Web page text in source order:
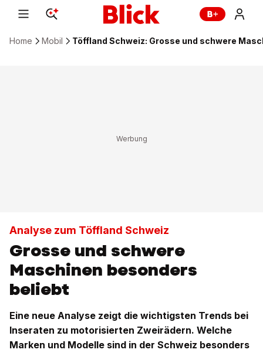
Home Mobil Töffland Schweiz: Grosse und schwere
Analyse zum Töffland Schweiz
Grosse und schwere
Maschinen besonders
beliebt
Eine neue Analyse zeigt die wichtigsten Trends bei
Inseraten zu motorisierten Zweirädern. Welche
Marken und Modelle sind in der Schweiz besonders